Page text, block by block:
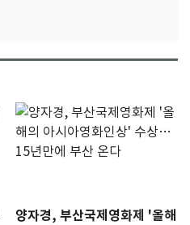
양자경, 부산국제영화제 '올해